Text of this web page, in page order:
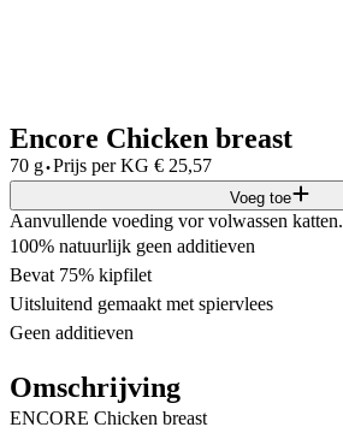
Encore Chicken breast
70 g·Prijs per KG € 25,57
Voeg toe
Aanvullende voeding vor volwassen katten.
100% natuurlijk geen additieven
Bevat 75% kipfilet
Uitsluitend gemaakt met spiervlees
Geen additieven
Omschrijving
ENCORE Chicken breast